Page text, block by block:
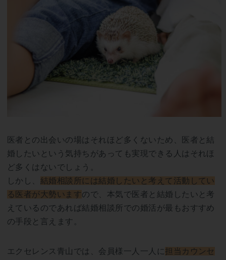
医者との出会いの場はそれほど多くないため、医者と結
婚したいという気持ちがあっても実現できる人はそれほ
ど多くはないでしょう。
しかし、 結婚相談所には結婚したいと考えて活動してい
る医者が大勢います ので、本気で医者と結婚したいと考
えているのであれば結婚相談所での婚活が最もおすすめ
の手段と言えます。
エクセレンス青山では、会員様一人一人に 担当カウンセ